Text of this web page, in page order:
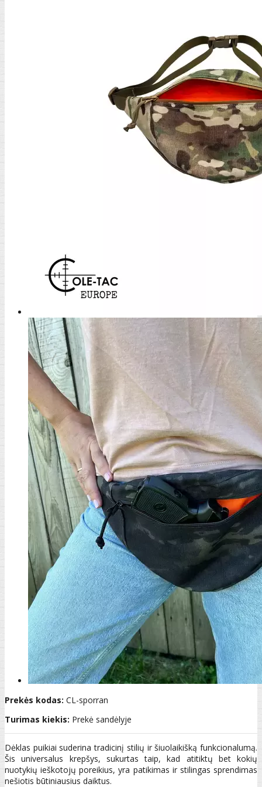
Prekės kodas: CL-sporran
Turimas kiekis: Prekė sandėlyje
Dėklas puikiai suderina tradicinį stilių ir šiuolaikišką funkcionalumą.
Šis universalus krepšys, sukurtas taip, kad atitiktų bet kokių
nuotykių ieškotojų poreikius, yra patikimas ir stilingas sprendimas
nešiotis būtiniausius daiktus.